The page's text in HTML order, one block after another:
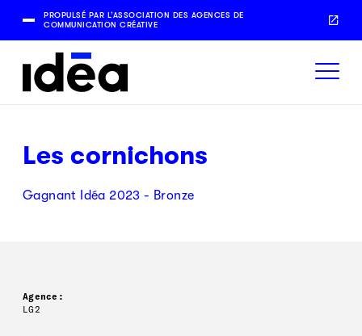
PROPULSÉ PAR L’ASSOCIATION DES AGENCES DE
COMMUNICATION CRÉATIVE
Les cornichons
Gagnant Idéa 2023 - Bronze
Agence:
LG2